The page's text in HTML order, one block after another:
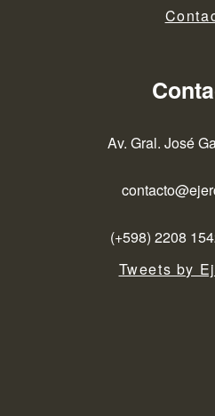
Av. Gral. José
(+598) 2208
Tweets by